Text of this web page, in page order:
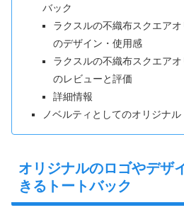
バック
ラクスルの不織布スクエア
のデザイン・使用感
ラクスルの不織布スクエア
のレビューと評価
詳細情報
ノベルティとしてのオリジナ
オリジナルのロゴやデザ
きるトートバック